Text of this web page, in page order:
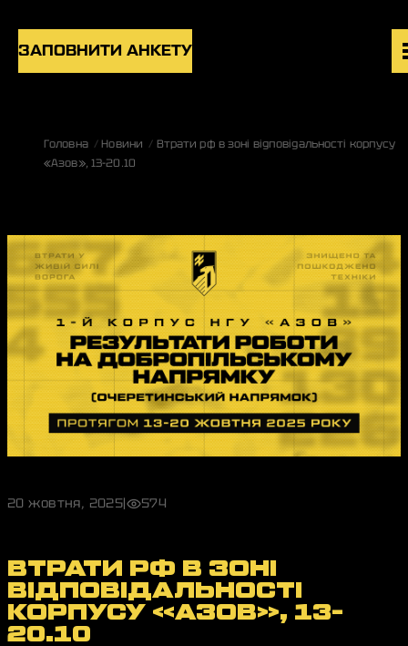
ЗАПОВНИТИ АНКЕТУ
ПІДРОЗДІЛИ
UK EN
Головна Новини
Втрати рф в зоні відповідальності корпусу
«Азов», 13-20.10
20 жовтня, 2025| 574
ВТРАТИ РФ В ЗОНІ
ВІДПОВІДАЛЬНОСТІ
КОРПУСУ «АЗОВ», 13-
20.10